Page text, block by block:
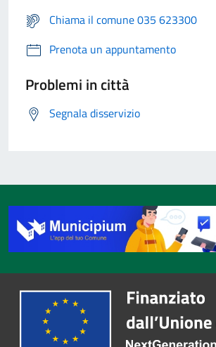
Chiama il comune 035 623300
Prenota un appuntamento
Problemi in città
Segnala disservizio